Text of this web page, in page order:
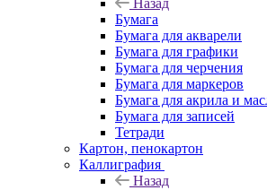
Назад
Бумага
Бумага для акварели
Бумага для графики
Бумага для черчения
Бумага для маркеров
Бумага для акрила и
Бумага для записей
Тетради
Картон, пенокартон
Каллиграфия
Назад